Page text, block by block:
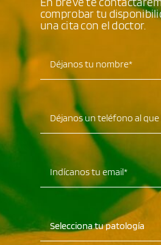
comprobar tu
una cita con el doctor.